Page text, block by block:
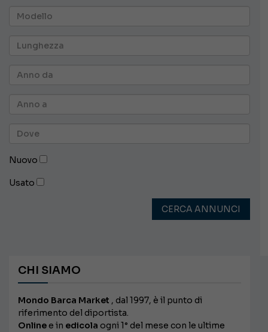
Nuovo
Usato
CERCA ANNUNCI
CHI SIAMO
Mondo Barca Market , dal 1997, è il punto di
riferimento del diportista.
Online e in edicola ogni 1° del mese con le ultime